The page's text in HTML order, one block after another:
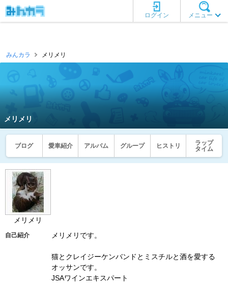
メニュー
ログイン
みんカラ メリメリ
メリメリ
ブログ 愛車紹介 アルバム グループ ヒストリ
ラップ
タイム
メリメリ
自己紹介 メリメリです。
猫とクレイジーケンバンドとミスチルと酒を愛する
オッサンです。
JSAワインエキスパート